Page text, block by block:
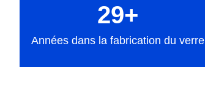
Années dans la fabrication du verre
29+